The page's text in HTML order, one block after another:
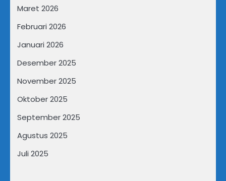
Maret 2026
Februari 2026
Januari 2026
Desember 2025
November 2025
Oktober 2025
September 2025
Agustus 2025
Juli 2025